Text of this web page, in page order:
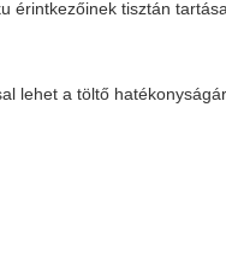
érintkezőinek tisztán
lehet a töltő